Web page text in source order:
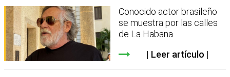
Conocido actor brasileño
se muestra por las calles
de La Habana
Leer artículo